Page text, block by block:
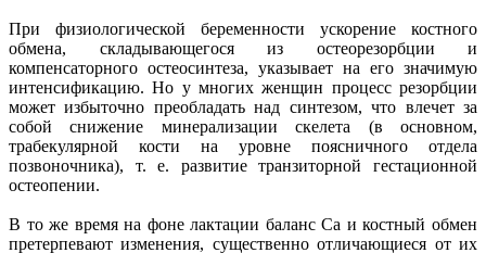
При физиологической беременности ускорение костного
обмена, складывающегося из остеорезорбции и
компенсаторного остеосинтеза, указывает на его значимую
интенсификацию. Но у многих женщин процесс резорбции
может избыточно преобладать над синтезом, что влечет за
собой снижение минерализации скелета (в основном,
трабекулярной кости на уровне поясничного отдела
позвоночника), т. е. развитие транзиторной гестационной
остеопении.
В то же время на фоне лактации баланс Са и костный обмен
претерпевают изменения, существенно отличающиеся от их